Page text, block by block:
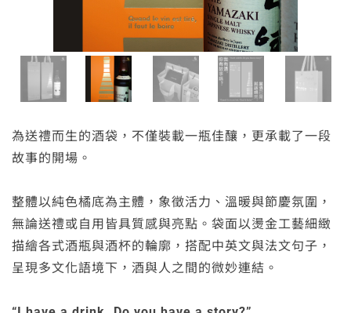
為送禮而生的酒袋，不僅裝載一瓶佳釀，更承載了一段
故事的開場。
整體以純色橘底為主體，象徵活力、溫暖與節慶氛圍，
無論送禮或自用皆具質感與亮點。袋面以燙金工藝細緻
描繪各式酒瓶與酒杯的輪廓，搭配中英文與法文句子，
呈現多文化語境下，酒與人之間的微妙連結。